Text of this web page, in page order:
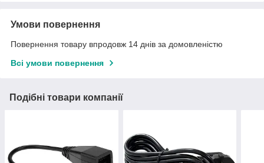
Умови повернення
Повернення товару впродовж 14 днів за домовленістю
Всі умови повернення
Подібні товари компанії